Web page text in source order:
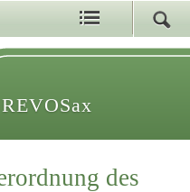
REVOSax
des